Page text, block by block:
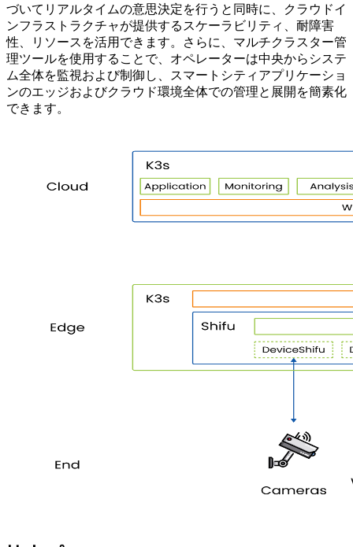
づいてリアルタイムの意思決定を行うと同時に、クラウドイ
ンフラストラクチャが提供するスケーラビリティ、耐障害
性、リソースを活用できます。さらに、マルチクラスター管
理ツールを使用することで、オペレーターは中央からシステ
ム全体を監視および制御し、スマートシティアプリケーショ
ンのエッジおよびクラウド環境全体での管理と展開を簡素化
できます。